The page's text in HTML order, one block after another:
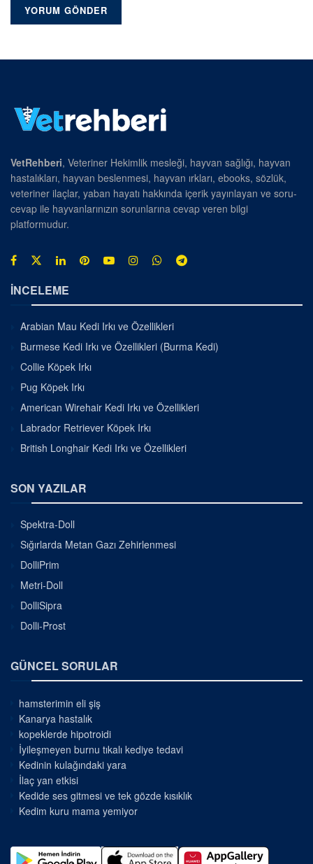
VetRehberi, Veteriner Hekimlik mesleği, hayvan sağlığı, hayvan
hastalıkları, hayvan beslenmesi, hayvan ırkları, ebooks, sözlük,
veteriner ilaçlar, yaban hayatı hakkında içerik yayınlayan ve soru-
cevap ile hayvanlarınızın sorunlarına cevap veren bilgi
platformudur.
İNCELEME
Arabian Mau Kedi Irkı ve Özellikleri
Burmese Kedi Irkı ve Özellikleri (Burma Kedi)
Collie Köpek Irkı
Pug Köpek Irkı
American Wirehair Kedi Irkı ve Özellikleri
Labrador Retriever Köpek Irkı
British Longhair Kedi Irkı ve Özellikleri
SON YAZILAR
Spektra-Doll
Sığırlarda Metan Gazı Zehirlenmesi
DolliPrim
Metri-Doll
DolliSipra
Dolli-Prost
GÜNCEL SORULAR
hamsterimin eli şiş
Kanarya hastalık
kopeklerde hipotroidi
İyileşmeyen burnu tıkalı kediye tedavi
Kedinin kulağındaki yara
İlaç yan etkisi
Kedide ses gitmesi ve tek gözde kısıklık
Kedim kuru mama yemiyor